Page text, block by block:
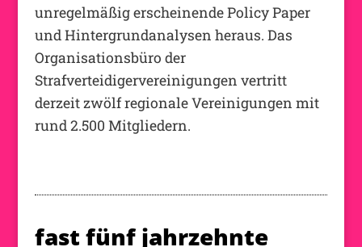
unregelmäßig erscheinende Policy Paper
und Hintergrundanalysen heraus. Das
Organisationsbüro der
Strafverteidigervereinigungen vertritt
derzeit zwölf regionale Vereinigungen mit
rund 2.500 Mitgliedern.
fast fünf jahrzehnte